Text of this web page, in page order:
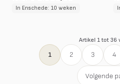
In Enschede: 10 weken
Artikel 1 tot 36
1 2 3 4
Volgende